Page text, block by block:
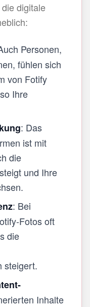
digitale
Personen,
fühlen sich
von Fotify
Ihre
: Das
ist mit
die
und Ihre
: Bei
Fotos oft
die
steigert.
Inhalte